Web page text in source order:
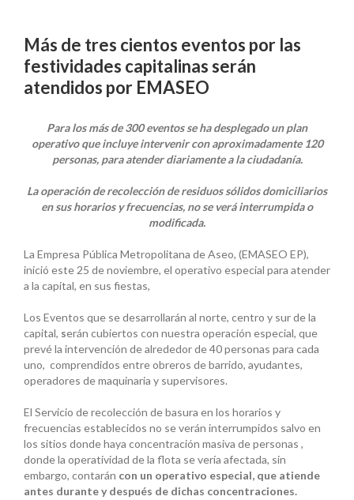
Más de tres cientos eventos por las
festividades capitalinas serán
atendidos por EMASEO
Para los más de 300 eventos se ha desplegado un plan
operativo que incluye intervenir con aproximadamente 120
personas, para atender diariamente a la ciudadanía.
La operación de recolección de residuos sólidos domiciliarios
en sus horarios y frecuencias, no se verá interrumpida o
modificada.
La Empresa Pública Metropolitana de Aseo, (EMASEO EP),
inició este 25 de noviembre, el operativo especial para atender
a la capital, en sus fiestas,
Los Eventos que se desarrollarán al norte, centro y sur de la
capital, serán cubiertos con nuestra operación especial, que
prevé la intervención de alrededor de 40 personas para cada
uno, comprendidos entre obreros de barrido, ayudantes,
operadores de maquinaria y supervisores.
El Servicio de recolección de basura en los horarios y
frecuencias establecidos no se verán interrumpidos salvo en
los sitios donde haya concentración masiva de personas ,
donde la operatividad de la flota se vería afectada, sin
embargo, contarán con un operativo especial, que atiende
antes durante y después de dichas concentraciones.